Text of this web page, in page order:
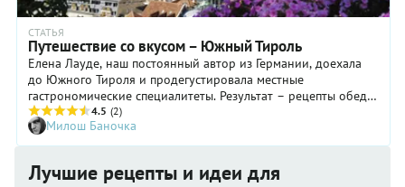
СТАТЬЯ
Путешествие со вкусом – Южный Тироль
Елена Лауде, наш постоянный автор из Германии, доехала
до Южного Тироля и продегустировала местные
гастрономические специалитеты. Результат – рецепты обеда
по-южно-тирольски.
4.5 (2)
Милош Баночка
Лучшие рецепты и идеи для